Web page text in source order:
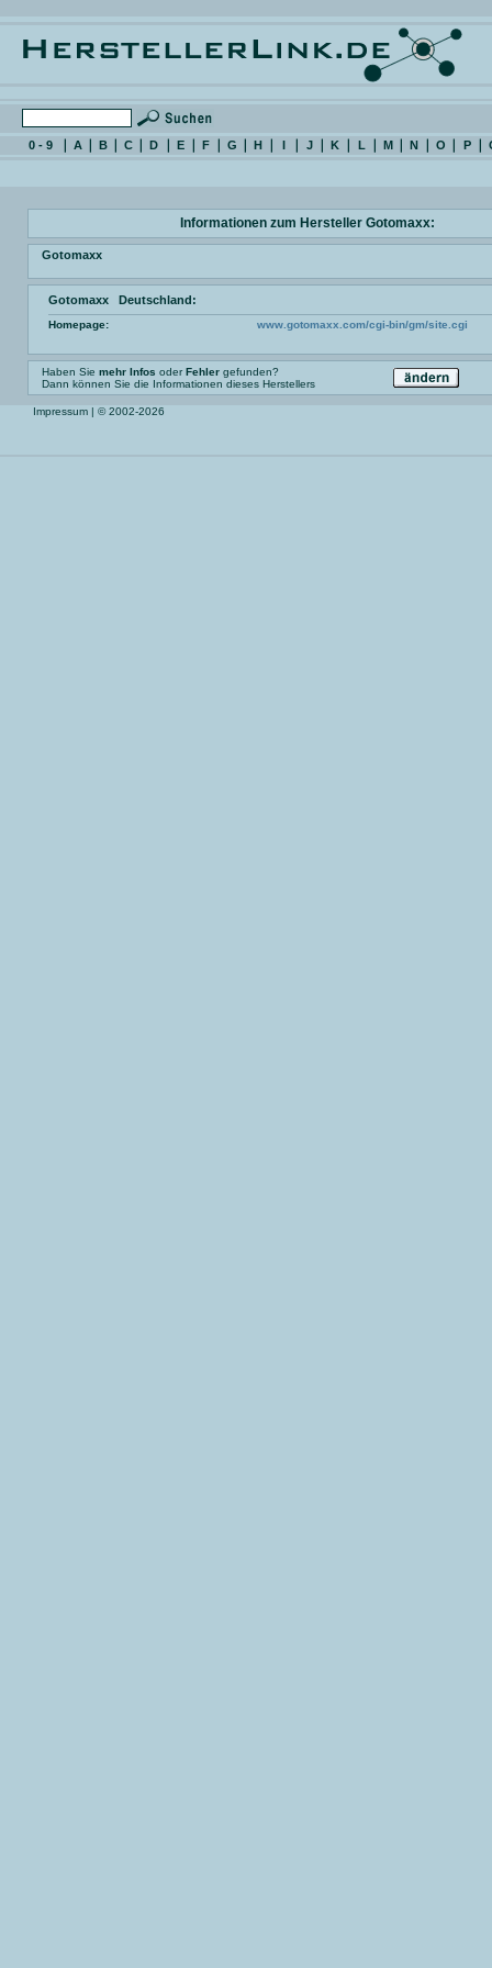
0 - 9 A B C D E F G H I J K L M N O P
Informationen zum Hersteller Gotomaxx:
Gotomaxx
Gotomaxx Deutschland:
Homepage: www.gotomaxx.com/cgi-bin/gm/site.cgi
Haben Sie mehr Infos oderFehler gefunden?
Dann können Sie die Informationen dieses Herstellers
Impressum | © 2002-2026